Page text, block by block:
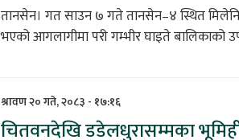
तानसेन। गत साउन ७ गते तानसेन–४ स्थित
भएको आगलागीमा परी गम्भीर घाइते बालिकाको
श्रावण २० गते, २०८३ - १७:१६
चितवनदेखि डडेलधुरासम्मका